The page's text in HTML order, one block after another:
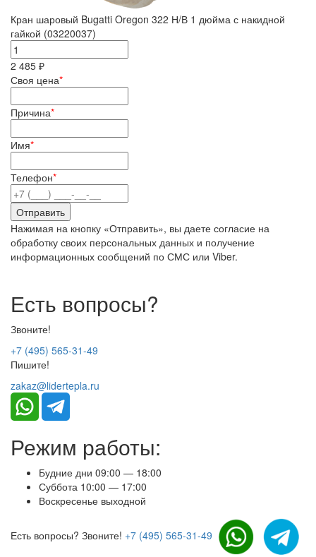
Кран шаровый Bugatti Oregon 322 Н/В 1 дюйма с накидной
гайкой (03220037)
2 485 ₽
Своя цена*
Причина*
Имя*
Телефон*
Нажимая на кнопку «Отправить», вы даете согласие на
обработку своих персональных данных и получение
информационных сообщений по СМС или Viber.
Есть вопросы?
Звоните!
+7 (495) 565-31-49
Пишите!
zakaz@lidertepla.ru
Режим работы:
Будние дни 09:00 — 18:00
Суббота 10:00 — 17:00
Воскресенье выходной
Есть вопросы? Звоните! +7 (495) 565-31-49